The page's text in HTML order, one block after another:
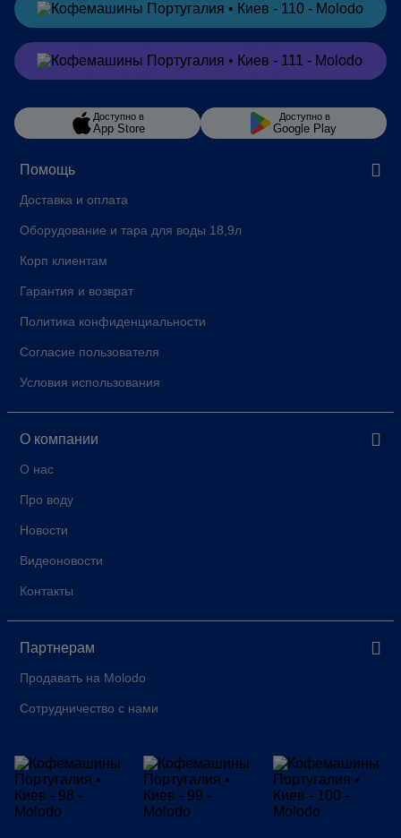
Помощь
Доставка и оплата
Оборудование и тара для воды 18,9л
Корп клиентам
Гарантия и возврат
Политика конфиденциальности
Согласие пользователя
Условия использования
О компании
О нас
Про воду
Новости
Видеоновости
Контакты
Партнерам
Продавать на Molodo
Сотрудничество с нами
Заказатьв Telegram
Заказатьв Viber
Доступно в
App Store
Доступно в
Google Play